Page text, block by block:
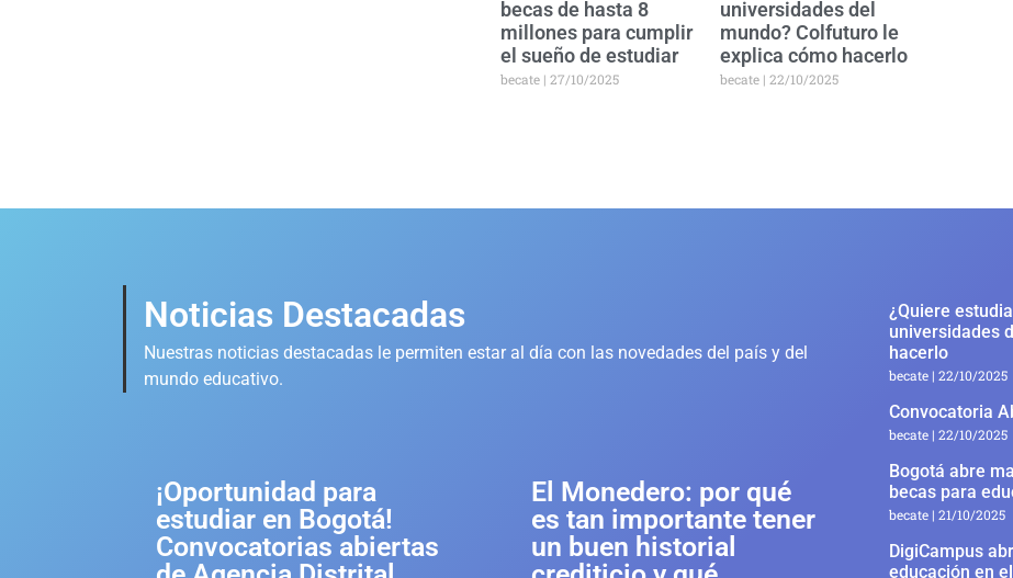
becas de hasta 8
millones para cumplir
el sueño de estudiar
becate 27/10/2025
universidades del
mundo? Colfuturo le
explica cómo hacerlo
becate 22/10/2025
Noticias Destacadas
Nuestras noticias destacadas le permiten estar al día con las novedades del país y del
mundo educativo.
¡Oportunidad para
estudiar en Bogotá!
Convocatorias abiertas
El Monedero: por qué
es tan importante tener
un buen historial
¿Quiere
universidades
hacerlo
becate 22/10/2025
Convocatoria
becate 22/10/2025
Bogotá abre
becas para
becate 21/10/2025
DigiCampus
educación en